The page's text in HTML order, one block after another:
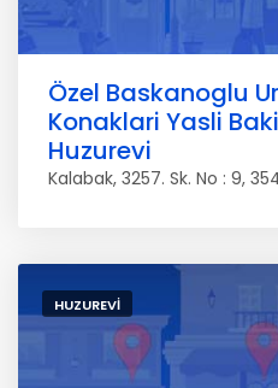
Özel Baskanoglu
Konaklari Yasli
Huzurevi
Kalabak, 3257. Sk. No : 9,
HUZUREVI